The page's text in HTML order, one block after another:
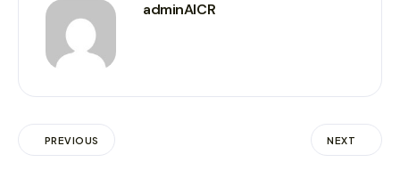
adminAICR
PREVIOUS NEXT